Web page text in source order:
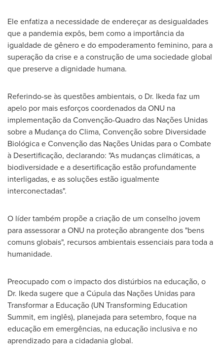
Ele enfatiza a necessidade de endereçar as desigualdades
que a pandemia expôs, bem como a importância da
igualdade de gênero e do empoderamento feminino, para a
superação da crise e a construção de uma sociedade global
que preserve a dignidade humana.
Referindo-se às questões ambientais, o Dr. Ikeda faz um
apelo por mais esforços coordenados da ONU na
implementação da Convenção-Quadro das Nações Unidas
sobre a Mudança do Clima, Convenção sobre Diversidade
Biológica e Convenção das Nações Unidas para o Combate
à Desertificação, declarando: "As mudanças climáticas, a
biodiversidade e a desertificação estão profundamente
interligadas, e as soluções estão igualmente
interconectadas".
O líder também propõe a criação de um conselho jovem
para assessorar a ONU na proteção abrangente dos "bens
comuns globais", recursos ambientais essenciais para toda a
humanidade.
Preocupado com o impacto dos distúrbios na educação, o
Dr. Ikeda sugere que a Cúpula das Nações Unidas para
Transformar a Educação (UN Transforming Education
Summit, em inglês), planejada para setembro, foque na
educação em emergências, na educação inclusiva e no
aprendizado para a cidadania global.